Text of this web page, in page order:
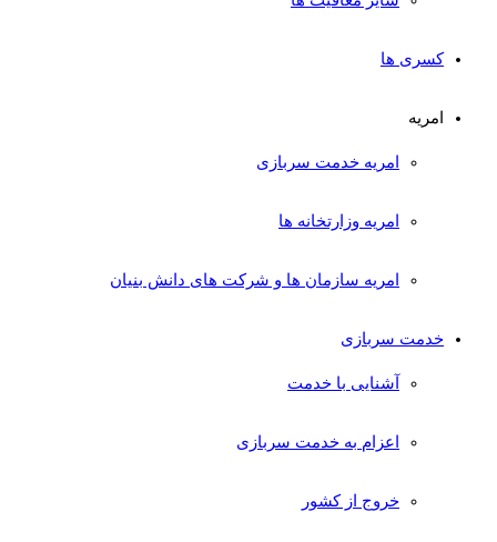
کسری ها
امریه
امریه خدمت سربازی
امریه وزارتخانه ها
امریه سازمان ها و شرکت های دانش بنیان
خدمت سربازی
آشنایی با خدمت
اعزام به خدمت سربازی
خروج از کشور